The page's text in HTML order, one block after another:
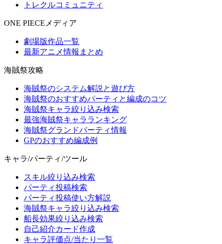
トレクルコミュニティ
ONE PIECEメディア
劇場版作品一覧
最新アニメ情報まとめ
海賊祭攻略
海賊祭のシステム解説と遊び方
海賊祭のおすすめパーティと編成のコツ
海賊祭キャラ絞り込み検索
最強海賊祭キャラランキング
海賊祭グランドパーティ情報
GPのおすすめ編成例
キャラ/パーティ/ツール
スキル絞り込み検索
パーティ投稿検索
パーティ投稿使い方解説
海賊祭キャラ絞り込み検索
船長効果絞り込み検索
自己紹介カード作成
キャラ評価点/当たり一覧